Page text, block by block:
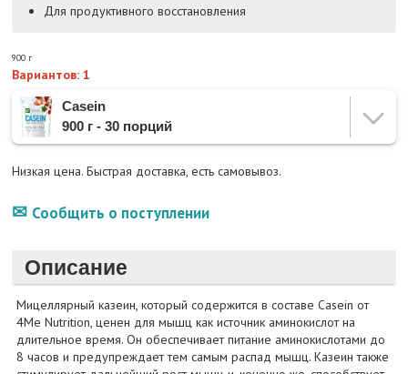
Для продуктивного восстановления
900 г
Вариантов: 1
Casein
900 г - 30 порций
Низкая цена. Быстрая доставка, есть самовывоз.
Сообщить о поступлении
Описание
Мицеллярный казеин, который содержится в составе Casein от
4Me Nutrition, ценен для мышц как источник аминокислот на
длительное время. Он обеспечивает питание аминокислотами до
8 часов и предупреждает тем самым распад мышц. Казеин также